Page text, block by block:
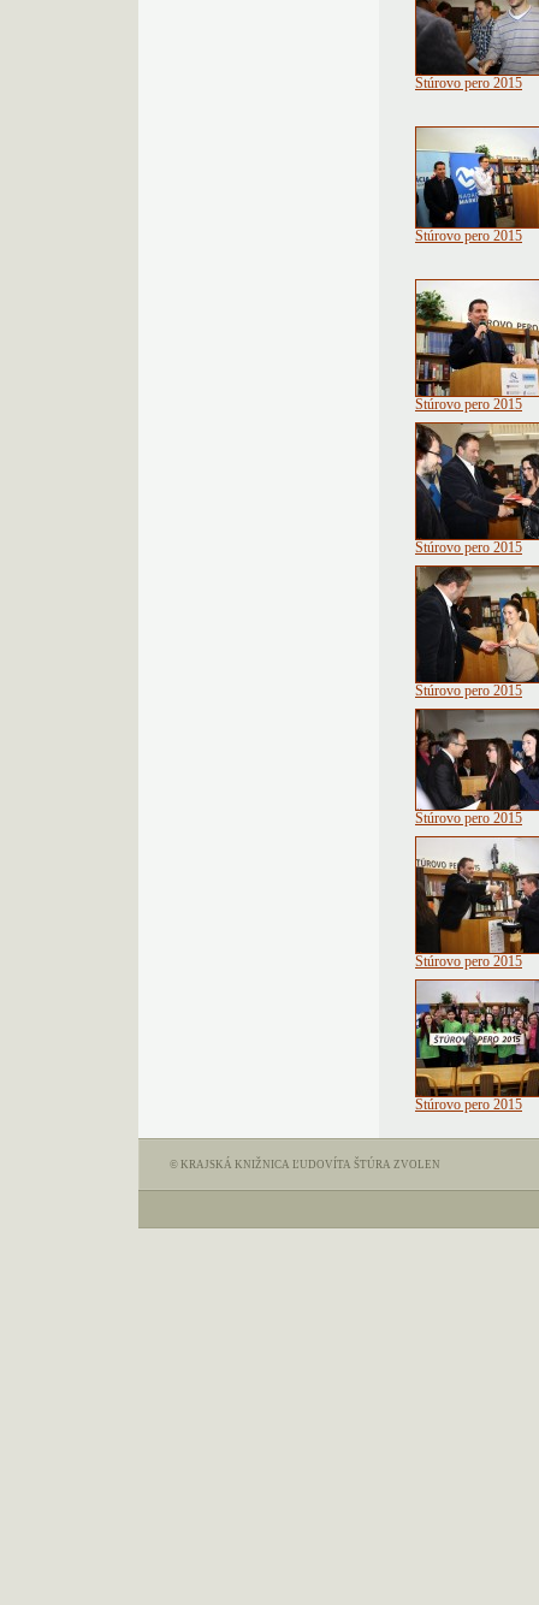
Štúrovo pero 2015
Štúrovo pero 2015
Štúrovo pero 2015
Štúrovo pero 2015
Štúrovo pero 2015
Štúrovo pero 2015
Štúrovo pero 2015
Štúrovo pero 2015
© KRAJSKÁ KNIŽNICA ĽUDOVÍTA ŠTÚRA ZVOLEN